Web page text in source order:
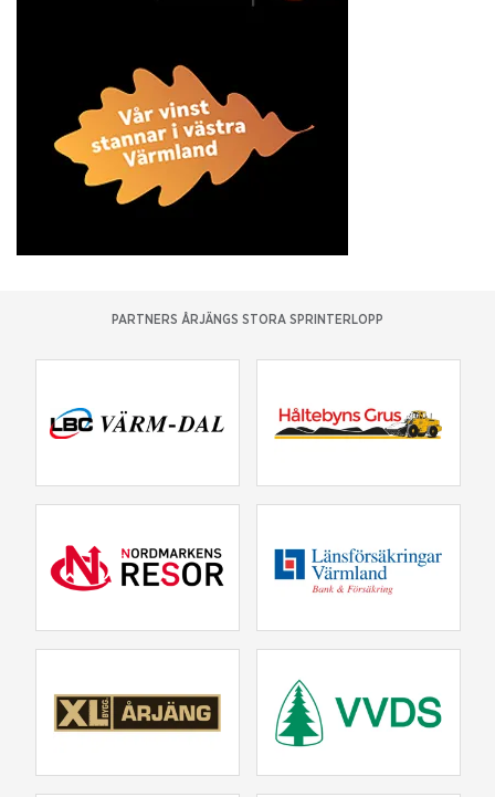
PARTNERS ÅRJÄNGS STORA SPRINTERLOPP